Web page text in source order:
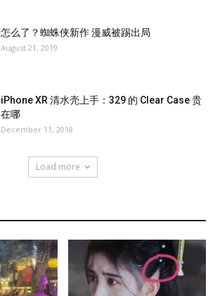
怎么了？蜘蛛侠新作 漫威被踢出局
August 21, 2019
iPhone XR 清水壳上手：329 的 Clear Case 贵
在哪
December 11, 2018
Load more